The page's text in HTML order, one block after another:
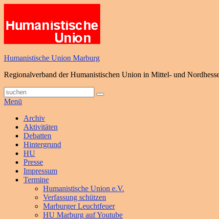
springen
Humanistische Union Marburg
Regionalverband der Humanistischen Union in Mittel- und
Suche
nach:
Suchen
Menü
Primäres
Menü
Archiv
Aktivitäten
Debatten
Hintergrund
HU
Presse
Impressum
Termine
Humanistische Union e.V.
Verfassung schützen
Marburger Leuchtfeuer
HU Marburg auf Youtube